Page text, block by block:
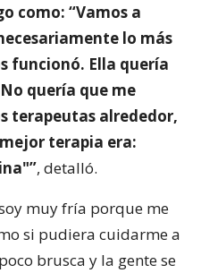
como: “Vamos a
lo más
funcionó. Ella quería
quería que me
terapeutas alrededor,
terapia era:
, detalló.
muy fría porque me
si pudiera cuidarme a
brusca y la gente se